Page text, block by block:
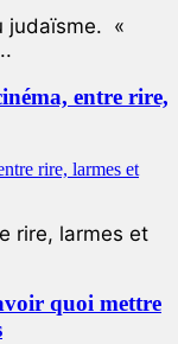
judaïsme. «
entre rire,
rire, larmes et
quoi mettre